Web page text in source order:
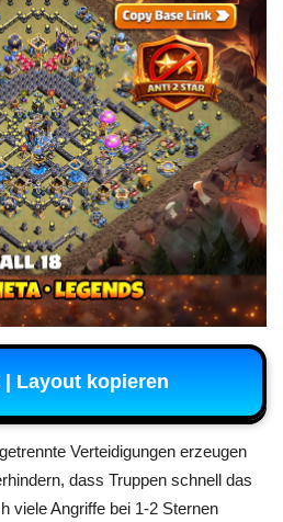
| Layout kopieren
Verteidigungen erzeugen
dass Truppen schnell das
viele Angriffe bei 1-2 Sternen